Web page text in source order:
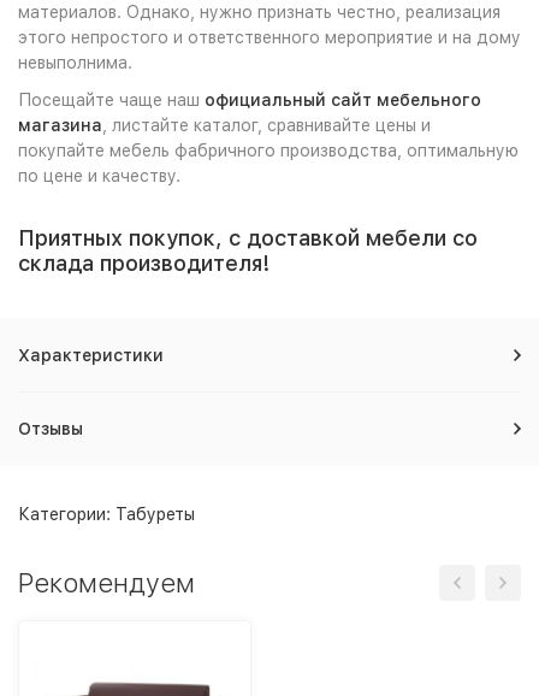
материалов. Однако, нужно признать честно, реализация
этого непростого и ответственного мероприятие и на дому
невыполнима.
Посещайте чаще наш официальный сайт мебельного
магазина , листайте каталог, сравнивайте цены и
покупайте мебель фабричного производства, оптимальную
по цене и качеству.
Приятных покупок, с доставкой мебели со
склада производителя!
Характеристики
Отзывы
Категории: Табуреты
Рекомендуем